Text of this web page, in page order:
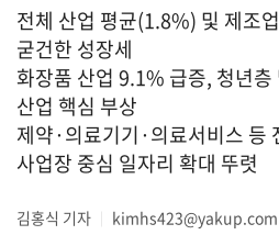
전체 산업 평균(1.8%) 및 제조
굳건한 성장세
화장품 산업 9.1% 급증, 청년층
산업 핵심 부상
제약·의료기기·의료서비스 등
사업장 중심 일자리 확대 뚜렷
김홍식 기자
kimhs423@yakup.com